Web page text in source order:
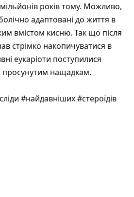
років тому. Можливо,
адаптовані до життя в
вмістом кисню. Так що після
стрімко накопичуватися в
еукаріоти поступилися
просунутим нащадкам.
#найдавніших #стероїдів